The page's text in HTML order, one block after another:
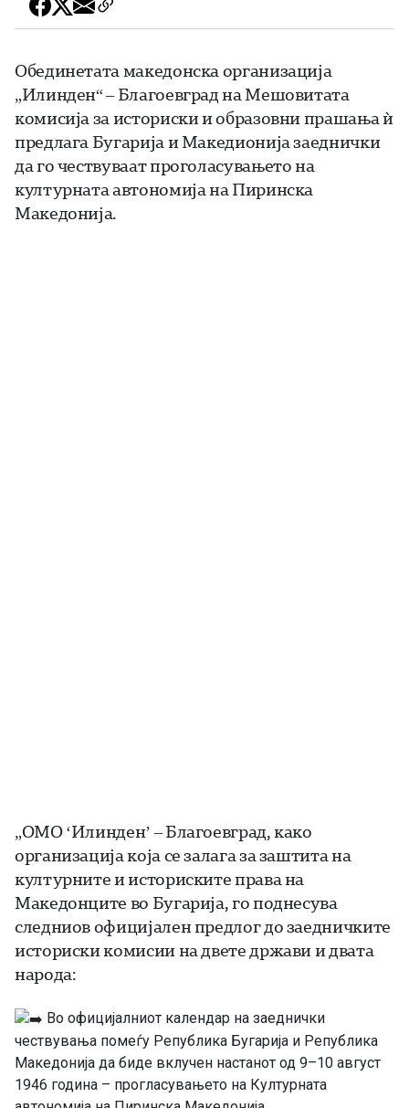
Обединетата македонска организација
„Илинден“ – Благоевград на Мешовитата
комисија за историски и образовни прашања ѝ
предлага Бугарија и Македионија заеднички
да го чествуваат проголасувањето на
културната автономија на Пиринска
Македонија.
„ОМО ‘Илинден’ – Благоевград, како
организација која се залага за заштита на
културните и историските права на
Македонците во Бугарија, го поднесува
следниов официјален предлог до заедничките
историски комисии на двете држави и двата
народа:
Во официјалниот календар на заеднички
чествувања помеѓу Република Бугарија и Република
Македонија да биде вклучен настанот од 9–10 август
1946 година – прогласувањето на Културната